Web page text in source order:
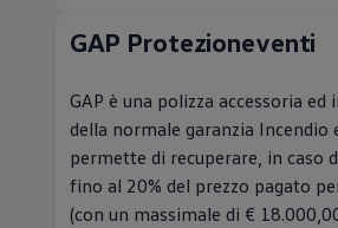
GAP Protezioneventi
GAP è una polizza accessoria
della normale garanzia Incendio
permette di recuperare, in caso
fino al 20% del prezzo pagato
(con un massimale di €